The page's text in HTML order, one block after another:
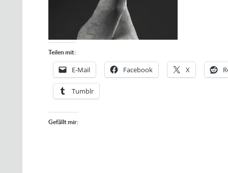
Teilen mit:
E-Mail Facebook X
Tumblr
Gefällt mir: